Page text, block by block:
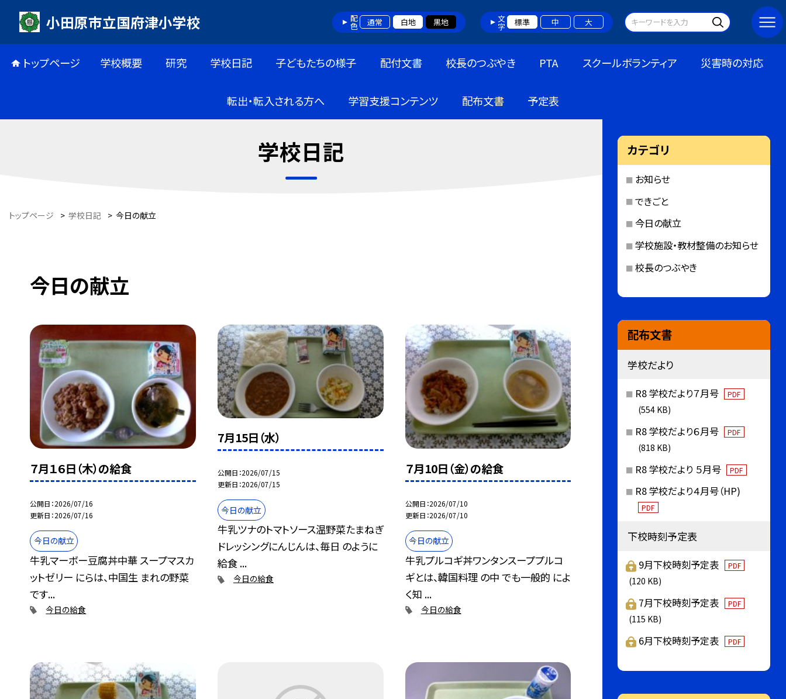
小田原市立国府津小学校 配色 通常 白地 黒地 文字 標準 中 大
トップページ 学校概要 研究 学校日記 子どもたちの様子 配付文書 校長のつぶやき PTA スクールボランティア 災害時の対応
転出・転入される方へ 学習支援コンテンツ 配布文書 予定表
学校日記
トップページ > 学校日記 > 今日の献立
今日の献立
７月１６日（木）の給食
公開日 2026/07/16
更新日 2026/07/16
今日の献立
牛乳マーボー豆腐丼中華 スープマスカ
ットゼリー にらは、中国生 まれの野菜
です...
今日の給食
7月15日（水）
公開日 2026/07/15
更新日 2026/07/15
今日の献立
牛乳ツナのトマトソース温野菜たまねぎ
ドレッシングにんじんは、毎日 のように
給食 ...
今日の給食
７月10日（金）の給食
公開日 2026/07/10
更新日 2026/07/10
今日の献立
牛乳プルコギ丼ワンタンスーププルコ
ギとは、韓国料理 の中 でも一般的 によ
く知 ...
今日の給食
カテゴリ
お知らせ
できごと
今日の献立
学校施設・教材整備のお知らせ
校長のつぶやき
配布文書
学校だより
R8 学校だより７月号 PDF
(554 KB)
R8 学校だより６月号 PDF
(818 KB)
R8 学校だより ５月号 PDF
R8 学校だより４月号（HP)
PDF
下校時刻予定表
9月下校時刻予定表 PDF
(120 KB)
7月下校時刻予定表 PDF
(115 KB)
6月下校時刻予定表 PDF